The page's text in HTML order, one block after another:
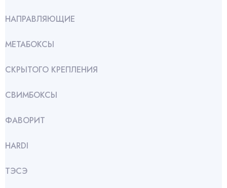
НАПРАВЛЯЮЩИЕ
МЕТАБОКСЫ
СКРЫТОГО КРЕПЛЕНИЯ
СВИМБОКСЫ
ФАВОРИТ
HARDI
ТЭСЭ